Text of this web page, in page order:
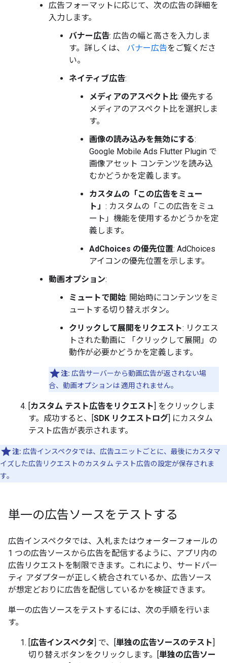
広告フォーマットに応じて、次の広告の詳細を
入力します。
バナー広告: 広告の幅と高さを入力しま
す。詳しくは、 バナー広告をご覧くださ
い。
ネイティブ広告:
メディアのアスペクト比: 優先する
メディアのアスペクト比を選択しま
す。
画像の読み込みを無効にする:
Google Mobile Ads Flutter Plugin で
画像アセット コンテンツを読み込
むかどうかを定義します。
カスタムの「この広告をミュー
ト」 : カスタムの「この広告をミュ
ート」機能を使用するかどうかを定
義します。
AdChoices の優先位置: AdChoices
アイコンの優先位置を示します。
動画オプション:
ミュートで開始: 開始時にコンテンツをミ
ュートする切り替えボタン。
クリックして展開をリクエスト: リクエス
トされた動画に 「クリックして展開」の
動作が必要かどうかを定義します。
注: 広告サーバーから動画広告が返されない場
合、動画オプションは 適用されません。
[カスタム テスト広告をリクエスト] をクリックしま
す。成功すると、[SDK リクエストログ] にカスタム
テスト広告が表示されます。
注: 広告インスペクタでは、広告ユニットごとに、最後にカスタマ
イズした広告リクエストのカスタム テスト広告の設定が保存されま
す。
単一の広告ソースをテストする
広告インスペクタでは、入札またはウォーターフォールの
1 つの広告ソースから広告を配信するように、アプリ内の
広告リクエストを制限できます。これにより、サードパー
ティ アダプターが正しく統合されているか、広告ソース
が想定どおりに広告を配信しているかを検証できます。
単一の広告ソースをテストするには、次の手順を行いま
す。
[広告インスペクタ] で、[単独の広告ソースのテスト]
切り替えボタンをクリックします。[単独の広告ソー